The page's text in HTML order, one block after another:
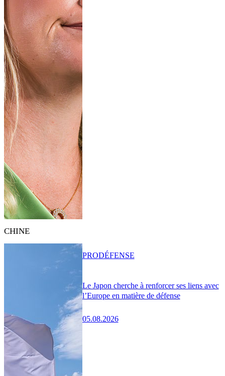
CHINE
Le Japon cherche à renforcer ses liens avec
l’Europe en matière de défense
05.08.2026
PRODÉFENSE